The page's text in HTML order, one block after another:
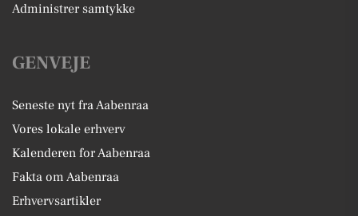
Administrer samtykke
GENVEJE
Seneste nyt fra Aabenraa
Vores lokale erhverv
Kalenderen for Aabenraa
Fakta om Aabenraa
Erhvervsartikler